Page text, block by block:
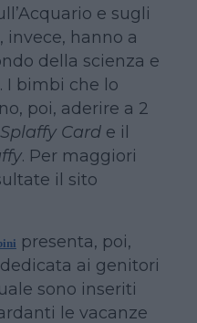
e sugli
hanno a
della scienza e
I bimbi che lo
poi, aderire a 2
Splaffy Carde il
. Per maggiori
il sito
presenta, poi,
ai genitori
sono inseriti
le vacanze